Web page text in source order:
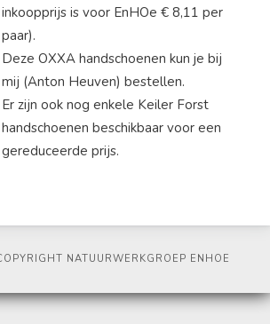
inkoopprijs is voor EnHOe € 8,11 per
paar).
Deze OXXA handschoenen kun je bij
mij (Anton Heuven) bestellen.
Er zijn ook nog enkele Keiler Forst
handschoenen beschikbaar voor een
gereduceerde prijs.
NATUURWERKGROEP ENHOE